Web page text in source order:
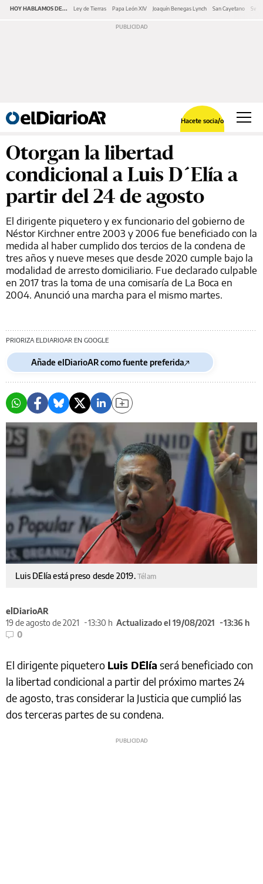
HOY HABLAMOS DE... Ley de Tierras Papa León XIV Joaquín Benegas Lynch San Cayetano
Hacete socia/o
Otorgan la libertad
condicional a Luis D´Elía a
partir del 24 de agosto
El dirigente piquetero y ex funcionario del gobierno de
Néstor Kirchner entre 2003 y 2006 fue beneficiado con la
medida al haber cumplido dos tercios de la condena de
tres años y nueve meses que desde 2020 cumple bajo la
modalidad de arresto domiciliario. Fue declarado culpable
en 2017 tras la toma de una comisaría de La Boca en
2004. Anunció una marcha para el mismo martes.
PRIORIZA ELDIARIOAR EN GOOGLE
Añade elDiarioAR como fuente preferida
Luis D´Elía está preso desde 2019. Télam
elDiarioAR
19 de agosto de 2021
13:30 h Actualizado el 19/08/2021
13:36 h
0
El dirigente piquetero Luis D´Elía será beneficiado con
la libertad condicional a partir del próximo martes 24
de agosto, tras considerar la Justicia que cumplió las
dos terceras partes de su condena.